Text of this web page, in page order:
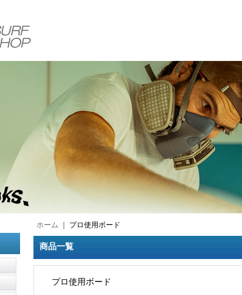
円以上お買い上げで送料が無料！！
ホーム プロ使用ボード
商品一覧
プロ使用ボード